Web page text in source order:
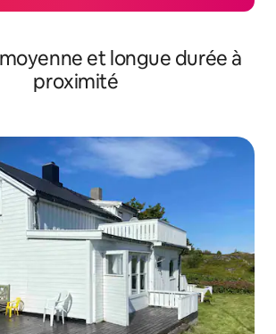
et longue durée à
proximité